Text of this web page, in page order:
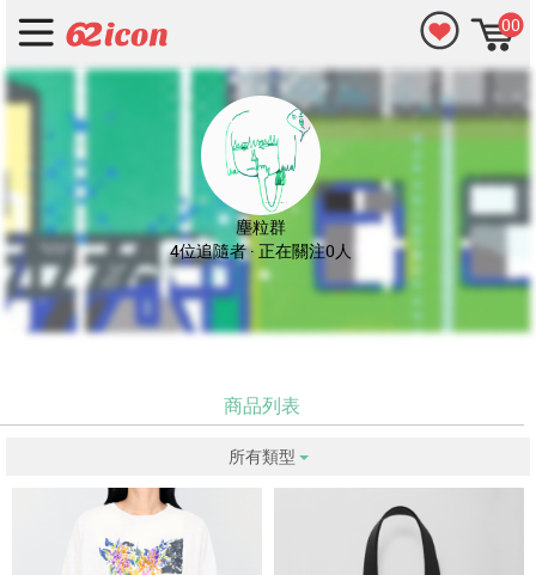
00
塵粒群
4位追隨者 · 正在關注0人
商品列表
所有類型